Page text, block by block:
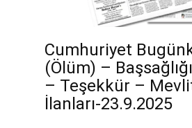
Cumhuriyet
(Ölüm) –
– Teşekkür –
İlanları-23.9.2025